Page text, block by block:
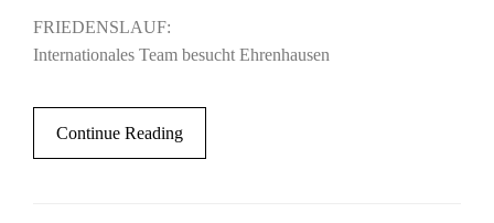
FRIEDENSLAUF:
Internationales Team besucht Ehrenhausen
Continue Reading